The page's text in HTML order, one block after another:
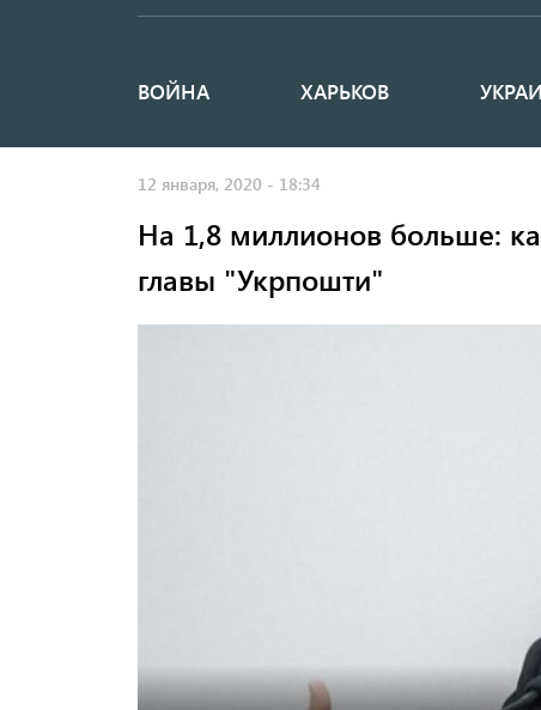
Основная
ВОЙНА ХАРЬКОВ
12 января, 2020 - 18:34
На 1,8 миллионов больше:
главы "Укрпошти"